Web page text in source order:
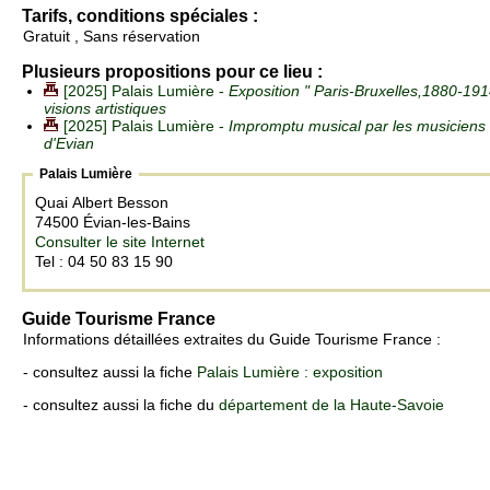
Tarifs, conditions spéciales :
Gratuit , Sans réservation
Plusieurs propositions pour ce lieu :
[2025] Palais Lumière - Exposition " Paris-Bruxelles,1880-
visions artistiques
[2025] Palais Lumière - Impromptu musical par les
d'Evian
Palais Lumière
Quai Albert Besson
74500 Évian-les-Bains
Consulter le site Internet
Tel : 04 50 83 15 90
Guide Tourisme France
Informations détaillées extraites du Guide Tourisme France :
- consultez aussi la fiche Palais Lumière : exposition
- consultez aussi la fiche du département de la Haute-Savoie